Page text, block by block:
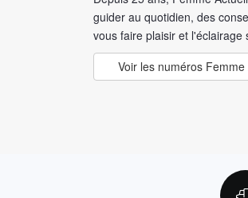
guider au quotidien, des
vous faire plaisir et
Voir les numéros Femme